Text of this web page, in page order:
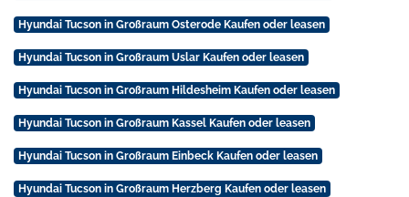
Hyundai Tucson in Großraum Osterode Kaufen oder leasen
Hyundai Tucson in Großraum Uslar Kaufen oder leasen
Hyundai Tucson in Großraum Hildesheim Kaufen oder leasen
Hyundai Tucson in Großraum Kassel Kaufen oder leasen
Hyundai Tucson in Großraum Einbeck Kaufen oder leasen
Hyundai Tucson in Großraum Herzberg Kaufen oder leasen